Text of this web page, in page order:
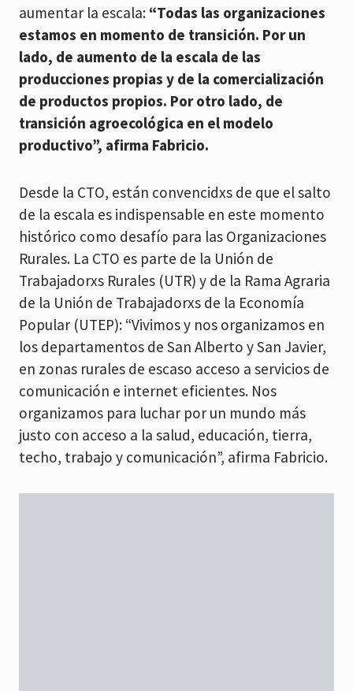
aumentar la escala: “Todas las organizaciones
estamos en momento de transición. Por un
lado, de aumento de la escala de las
producciones propias y de la comercialización
de productos propios. Por otro lado, de
transición agroecológica en el modelo
productivo”, afirma Fabricio.
Desde la CTO, están convencidxs de que el salto
de la escala es indispensable en este momento
histórico como desafío para las Organizaciones
Rurales. La CTO es parte de la Unión de
Trabajadorxs Rurales (UTR) y de la Rama Agraria
de la Unión de Trabajadorxs de la Economía
Popular (UTEP): “Vivimos y nos organizamos en
los departamentos de San Alberto y San Javier,
en zonas rurales de escaso acceso a servicios de
comunicación e internet eficientes. Nos
organizamos para luchar por un mundo más
justo con acceso a la salud, educación, tierra,
techo, trabajo y comunicación”, afirma Fabricio.